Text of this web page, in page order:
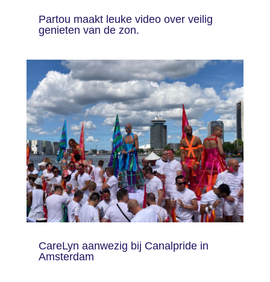
k
Partou maakt leuke video over veilig
genieten van de zon.
CareLyn aanwezig bij Canalpride in
Amsterdam